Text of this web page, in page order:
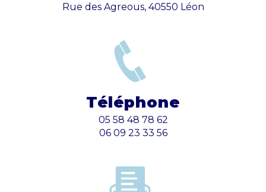
Rue des Agreous, 40550 Léon
Téléphone
05 58 48 78 62
06 09 23 33 56